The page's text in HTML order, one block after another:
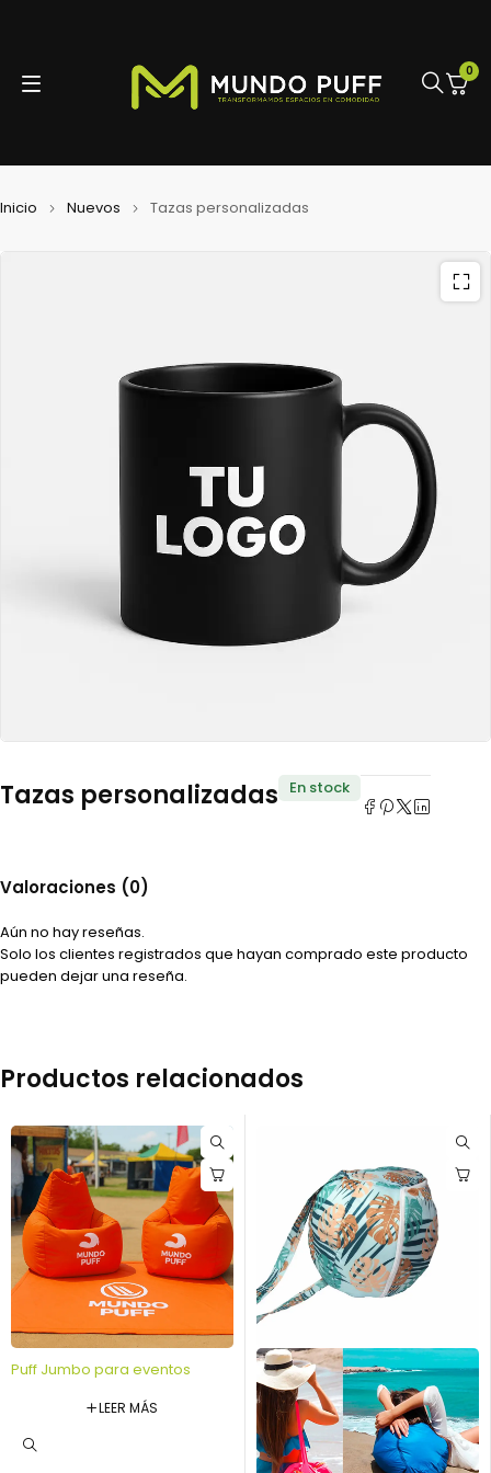
0
Inicio Nuevos Tazas personalizadas
Tazas personalizadas En stock
Valoraciones (0)
Aún no hay reseñas.
Solo los clientes registrados que hayan comprado este producto
pueden dejar una reseña.
Productos relacionados
Puff Jumbo para eventos
LEER MÁS